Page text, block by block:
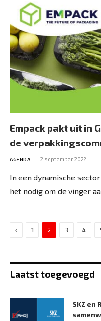
Empack pakt uit in
de
AGENDA 2 september 2022
In een dynamische
het nodig om de vinger
Previous
1 2 3 4
Laatst toegevoegd
SKZ en